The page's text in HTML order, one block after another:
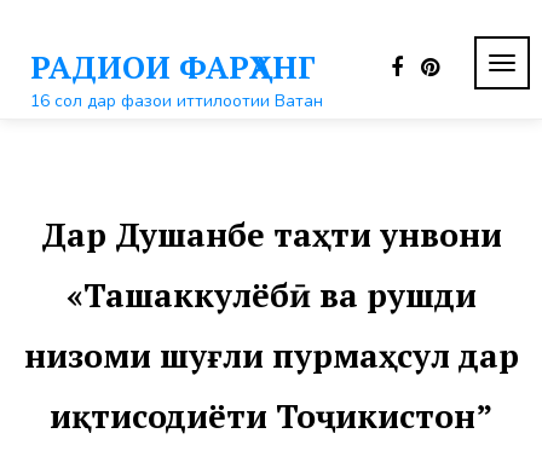
контентуРАДИОИ ФАРҲАНГ
16 сол дар фазои иттилоотии Ватан
Дар Душанбе таҳти унвони
«Ташаккулёбӣ ва рушди
низоми шуғли пурмаҳсул дар
иқтисодиёти Тоҷикистон”